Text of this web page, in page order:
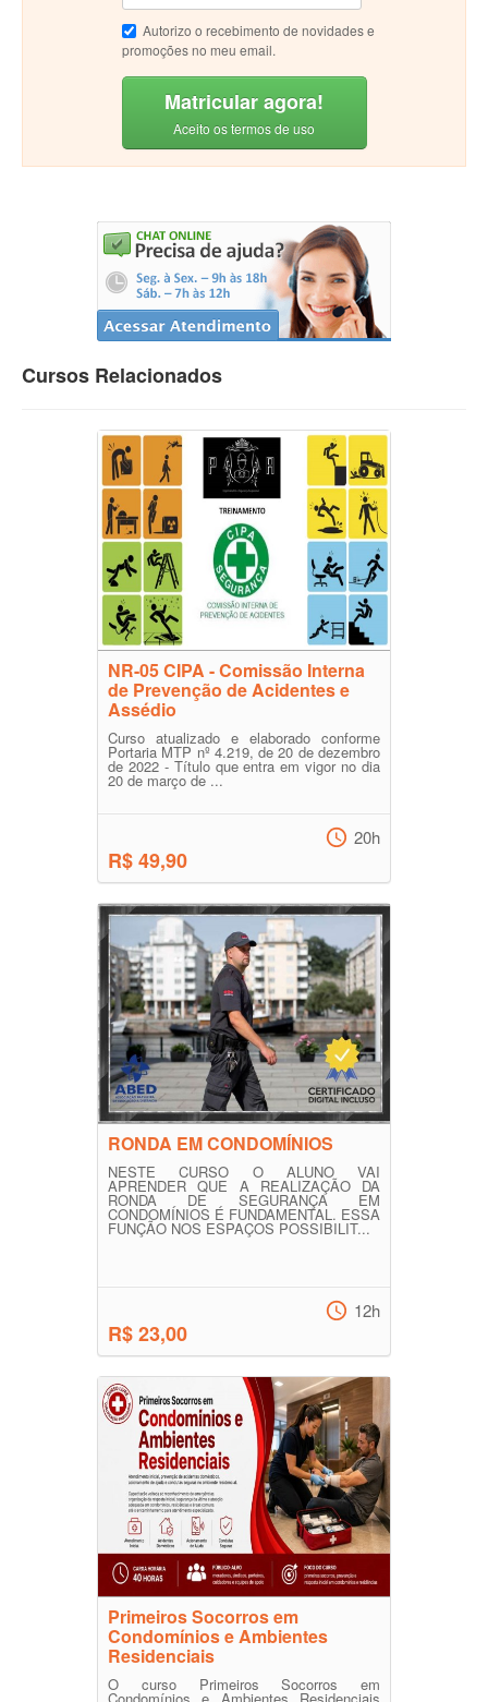
Autorizo o recebimento de novidades e
promoções no meu email.
Matricular agora!
Aceito os termos de uso
Cursos Relacionados
NR-05 CIPA - Comissão Interna
de Prevenção de Acidentes e
Assédio
Curso atualizado e elaborado conforme
Portaria MTP nº 4.219, de 20 de dezembro
de 2022 - Título que entra em vigor no dia
20 de março de ...
R$ 49,90
20h
RONDA EM CONDOMÍNIOS
NESTE CURSO O ALUNO VAI
APRENDER QUE A REALIZAÇÃO DA
RONDA DE SEGURANÇA EM
CONDOMÍNIOS É FUNDAMENTAL. ESSA
FUNÇÃO NOS ESPAÇOS POSSIBILIT...
R$ 23,00
12h
Primeiros Socorros em
Condomínios e Ambientes
Residenciais
O curso Primeiros Socorros em